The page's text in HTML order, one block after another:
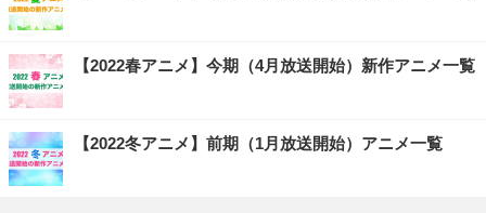
【2022春アニメ】今期（4月放送開始）新作アニメ一覧
【2022冬アニメ】前期（1月放送開始）アニメ一覧